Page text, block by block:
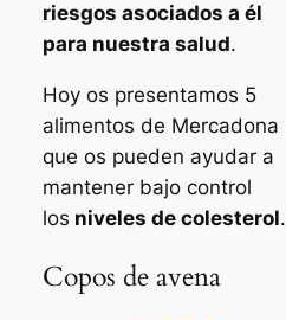
riesgos asociados a él
para nuestra salud.
Hoy os presentamos 5
alimentos de Mercadona
que os pueden ayudar a
mantener bajo control
los niveles de colesterol.
Copos de avena